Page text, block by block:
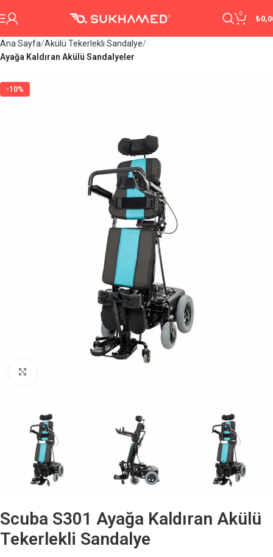
0
₺
Ana Sayfa Akülü Tekerlekli Sandalye
Ayağa Kaldıran Akülü Sandalyeler
-10%
Scuba S301 Ayağa Kaldıran Akülü
Tekerlekli Sandalye